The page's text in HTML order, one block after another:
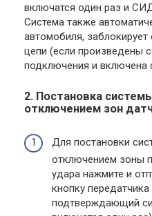
включатся один раз и
Система также
автомобиля, заблокирует
цепи (если произведены
подключения и включена
2. Постановка
отключением зон
Для постановки
отключением зоны
удара нажмите и
кнопку
подтверждающий